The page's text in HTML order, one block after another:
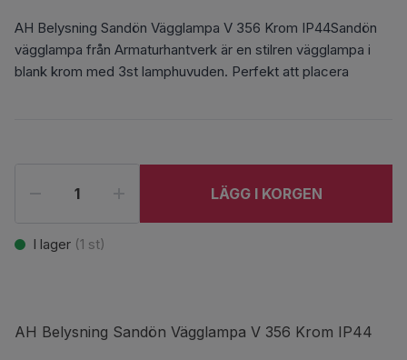
AH Belysning Sandön Vägglampa V 356 Krom IP44Sandön
vägglampa från Armaturhantverk är en stilren vägglampa i
blank krom med 3st lamphuvuden. Perfekt att placera
LÄGG I KORGEN
I lager (1 st)
AH Belysning Sandön Vägglampa V 356 Krom IP44